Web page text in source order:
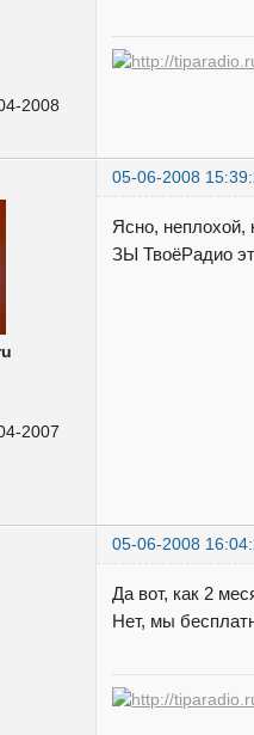
2008
05-06-2008
2007
Ясно, неплохой,
ЗЫ ТвоёРадио
05-06-2008
Да вот, как 2
Нет, мы